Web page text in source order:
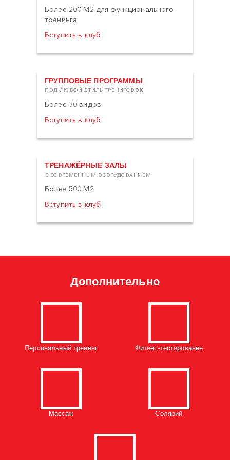
Более 200 М2 для функционального
тренинга
Вступить в клуб
ГРУППОВЫЕ ПРОГРАММЫ
ПОД ЛЮБОЙ СТИЛЬ ТРЕНИРОВОК
Более 30 видов
Вступить в клуб
ТРЕНАЖЁРНЫЕ ЗАЛЫ
С СОВРЕМЕННЫМ ОБОРУДОВАНИЕМ
Более 500 М2
Вступить в клуб
Дополнительно
Персональный тренинг Фитнес-тестирование
Массаж Солярий